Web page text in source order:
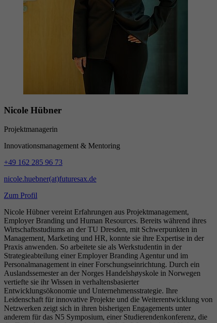
Nicole Hübner
Projektmanagerin
Innovationsmanagement & Mentoring
+49 162 285 96 73
nicole.huebner(at)futuresax.de
Zum Profil
Nicole Hübner vereint Erfahrungen aus Projektmanagement,
Employer Branding und Human Resources. Bereits während ihres
Wirtschaftsstudiums an der TU Dresden, mit Schwerpunkten in
Management, Marketing und HR, konnte sie ihre Expertise in der
Praxis anwenden. So arbeitete sie als Werkstudentin in der
Strategieabteilung einer Employer Branding Agentur und im
Personalmanagement in einer Forschungseinrichtung. Durch ein
Auslandssemester an der Norges Handelshøyskole in Norwegen
vertiefte sie ihr Wissen in verhaltensbasierter
Entwicklungsökonomie und Unternehmensstrategie. Ihre
Leidenschaft für innovative Projekte und die Weiterentwicklung von
Netzwerken zeigt sich in ihren bisherigen Engagements unter
anderem für das N5 Symposium, einer Studierendenkonferenz, die